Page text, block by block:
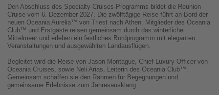
Den Abschluss des Specialty-Cruises-Programms bildet die Reunion
Cruise vom 6. Dezember 2027. Die zwölftägige Reise führt an Bord der
neuen Oceania Aurelia™ von Triest nach Athen. Mitglieder des Oceania
Club™ und Erstgäste reisen gemeinsam durch das winterliche
Mittelmeer und erleben ein festliches Bordprogramm mit eleganten
Veranstaltungen und ausgewählten Landausflügen.
Begleitet wird die Reise von Jason Montague, Chief Luxury Officer von
Oceania Cruises, sowie Neli Arias, Leiterin des Oceania Club™.
Gemeinsam schaffen sie den Rahmen für Begegnungen und
gemeinsame Erlebnisse zum Jahresausklang.